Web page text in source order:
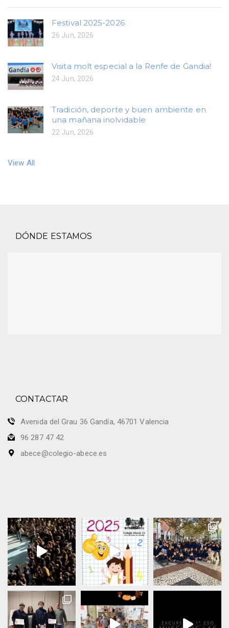
Festival 2025-2026
26 Jun, 2026
Visita molt especial a la Renfe de Gandia!
24 Jun, 2026
Tradición, deporte y buen ambiente en
una mañana inolvidable
22 Jun, 2026
View All
DÓNDE ESTAMOS
CONTACTAR
Avenida del Grau 36 Gandía, 46701 Valencia
96 287 47 42
abece@colegio-abece.es